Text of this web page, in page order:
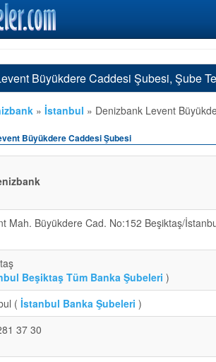
Büyükdere Caddesi Şubesi, Şube
» İstanbul » Denizbank Levent
Büyükdere Caddesi Şubesi
Mah. Büyükdere Cad. No:152 Beşiktaş/
Beşiktaş Tüm Banka Şubeleri )
( İstanbul Banka Şubeleri )
37 30